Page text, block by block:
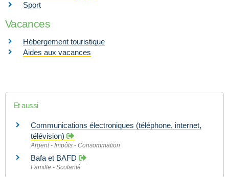
Sport
Vacances
Hébergement touristique
Aides aux vacances
Et aussi
Communications électroniques (téléphone, internet,
télévision)
Argent - Impôts - Consommation
Bafa et BAFD
Famille - Scolarité